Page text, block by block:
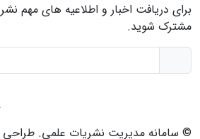
برای دریافت اخبار و اطلاعیه های مهم
مشترک شوید.
© سامانه مدیریت نشریات علمی. طراحی